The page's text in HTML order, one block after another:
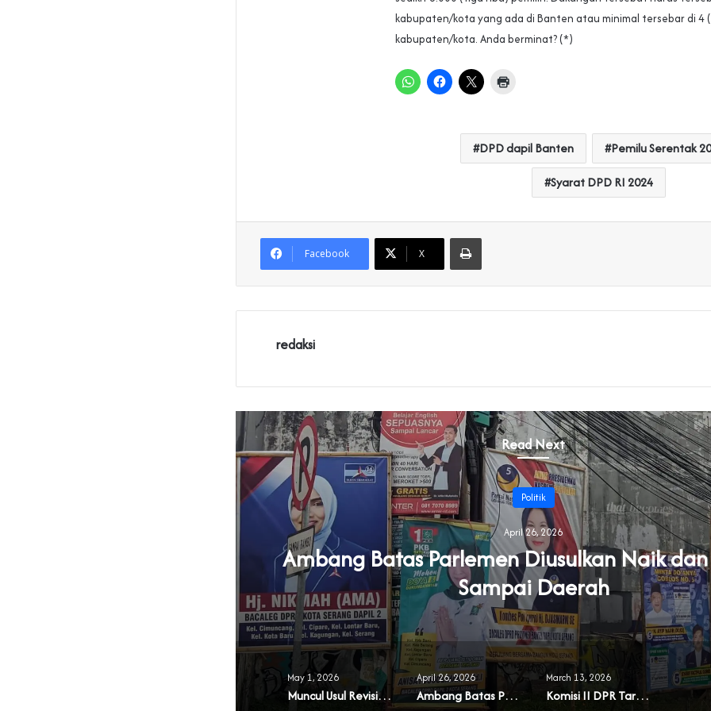
kabupaten/kota yang ada di Banten atau minimal tersebar di 4
kabupaten/kota. Anda berminat? (*)
DPD dapil Banten Pemilu Serentak
Syarat DPD RI 2024
Facebook X
Print
redaksi
Read Next
Politik
April 26, 2026
Ambang Batas Parlemen Diusulkan Naik
Sampai Daerah
May 1, 2026
Muncul Usul Revisi UU Parpol
April 26, 2026
Ambang Batas Parlemen Diusulkan Naik dan Berlaku Sampai Daerah
March 13, 2026
Komisi II DPR Targetkan RUU Pilkada Rampung 2026